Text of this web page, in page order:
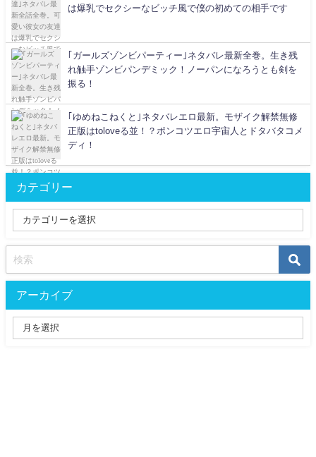
は爆乳でセクシーなビッチ風で僕の初めての相手です
｢ガールズゾンビパーティー｣ネタバレ最新全巻。生き残
れ触手ゾンビパンデミック！ノーパンになろうとも剣を
振る！
｢ゆめねこねくと｣ネタバレエロ最新。モザイク解禁無修
正版はtoloveる並！？ポンコツエロ宇宙人とドタバタコメ
ディ！
カテゴリー
アーカイブ